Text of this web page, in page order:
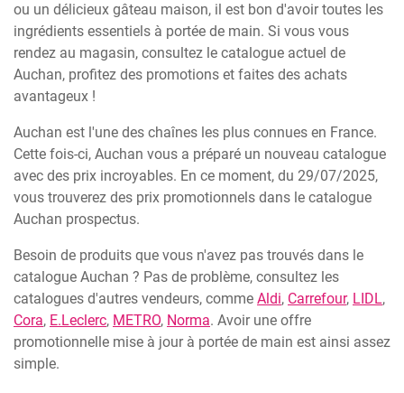
ou un délicieux gâteau maison, il est bon d'avoir toutes les
ingrédients essentiels à portée de main. Si vous vous
rendez au magasin, consultez le catalogue actuel de
Auchan, profitez des promotions et faites des achats
avantageux !
Auchan est l'une des chaînes les plus connues en France.
Cette fois-ci, Auchan vous a préparé un nouveau catalogue
avec des prix incroyables. En ce moment, du 29/07/2025,
vous trouverez des prix promotionnels dans le catalogue
Auchan prospectus.
Besoin de produits que vous n'avez pas trouvés dans le
catalogue Auchan ? Pas de problème, consultez les
catalogues d'autres vendeurs, comme Aldi, Carrefour, LIDL,
Cora, E.Leclerc, METRO, Norma. Avoir une offre
promotionnelle mise à jour à portée de main est ainsi assez
simple.